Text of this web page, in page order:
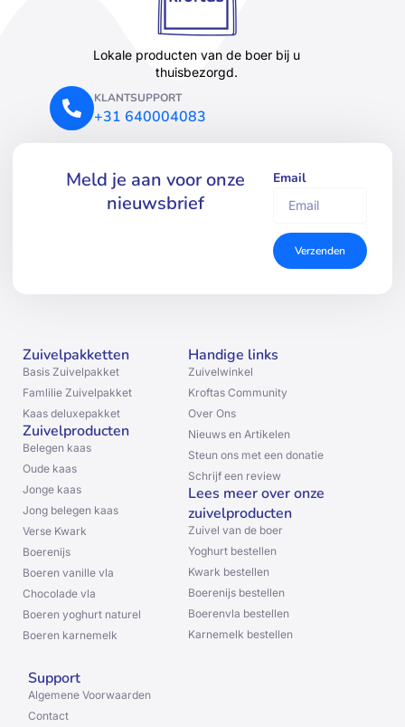
Lokale producten van de boer bij u
thuisbezorgd.
KLANTSUPPORT
+31 640004083
Meld je aan voor onze
nieuwsbrief
Email
Verzenden
Zuivelpakketten
Basis Zuivelpakket
Famlilie Zuivelpakket
Kaas deluxepakket
Zuivelproducten
Belegen kaas
Oude kaas
Jonge kaas
Jong belegen kaas
Verse Kwark
Boerenijs
Boeren vanille vla
Chocolade vla
Boeren yoghurt naturel
Boeren karnemelk
Handige links
Zuivelwinkel
Kroftas Community
Over Ons
Nieuws en Artikelen
Steun ons met een donatie
Schrijf een review
Lees meer over onze
zuivelproducten
Zuivel van de boer
Yoghurt bestellen
Kwark bestellen
Boerenijs bestellen
Boerenvla bestellen
Karnemelk bestellen
Support
Algemene Voorwaarden
Contact